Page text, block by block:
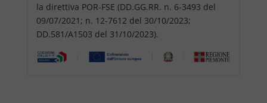
la direttiva POR-FSE (DD.GG.RR. n. 6-3493 del
09/07/2021; n. 12-7612 del 30/10/2023;
DD.581/A1503 del 31/10/2023).